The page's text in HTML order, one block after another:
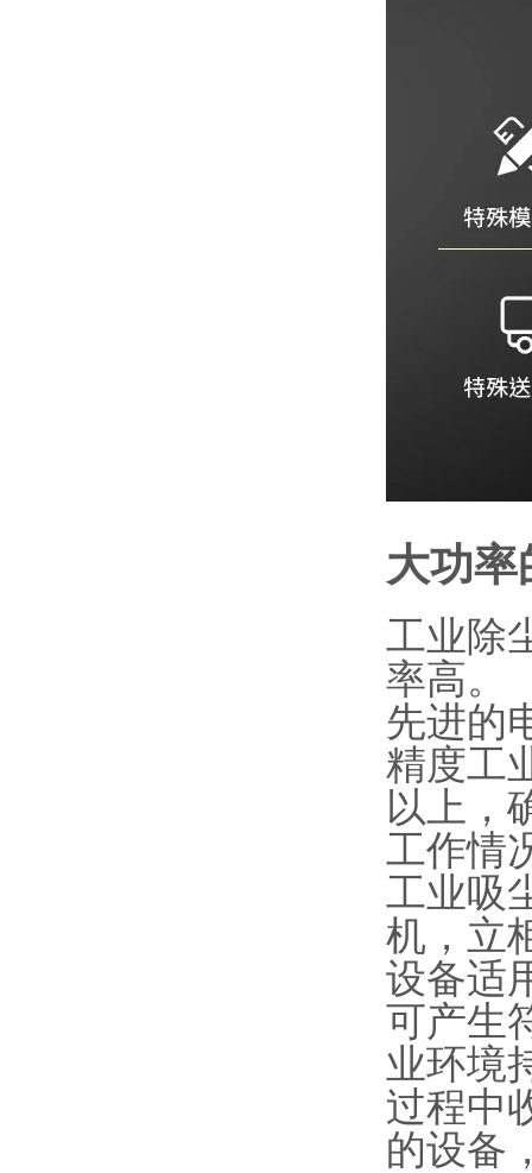
大功率
工业除
率高。
先进的
精度工
以上，
工作情
工业吸
机，立
设备适
可产生
业环境
过程中
的设备